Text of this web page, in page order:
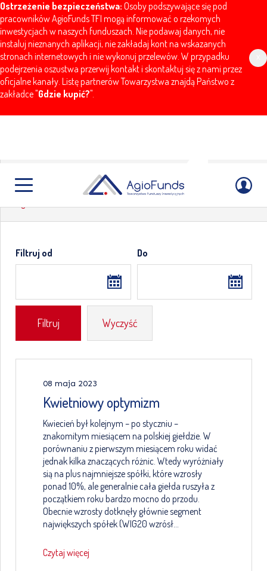
Ostrzeżenie bezpieczeństwa: Osoby podszywające się pod
pracowników AgioFunds TFI mogą informować o rzekomych
inwestycjach w naszych funduszach. Nie podawaj danych, nie
instaluj nieznanych aplikacji, nie zakładaj kont na wskazanych
stronach internetowych i nie wykonuj przelewów. W przypadku
podejrzenia oszustwa przerwij kontakt i skontaktuj się z nami przez
oficjalne kanały. Listę partnerów Towarzystwa znajdą Państwo z
zakładce "Gdzie kupić?".
Komentarze
Filtruj od Do
Wyczyść
08 maja 2023
Kwietniowy optymizm
Kwiecień był kolejnym – po styczniu –
znakomitym miesiącem na polskiej giełdzie. W
porównaniu z pierwszym miesiącem roku widać
jednak kilka znaczących różnic. Wtedy wyróżniały
sią na plus najmniejsze spółki, które wzrosły
ponad 10%, ale generalnie cała giełda ruszyła z
początkiem roku bardzo mocno do przodu.
Obecnie wzrosty dotknęły głównie segment
największych spółek (WIG20 wzrósł…
Czytaj więcej